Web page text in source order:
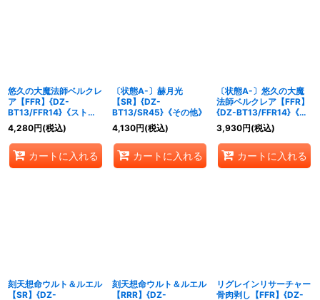
悠久の大魔法師ベルクレ
ア【FFR】{DZ-
BT13/FFR14}《ストイ
ケイア》
4,280円(税込)
カートに入れる
〔状態A-〕赫月光
【SR】{DZ-
BT13/SR45}《その他》
4,130円(税込)
カートに入れる
〔状態A-〕悠久の大魔
法師ベルクレア【FFR】
{DZ-BT13/FFR14}《ス
トイケイア》
3,930円(税込)
カートに入れる
刻天想命ウルト＆ルエル
【SR】{DZ-
刻天想命ウルト＆ルエル
【RRR】{DZ-
リグレインリサーチャー
骨肉剥し【FFR】{DZ-